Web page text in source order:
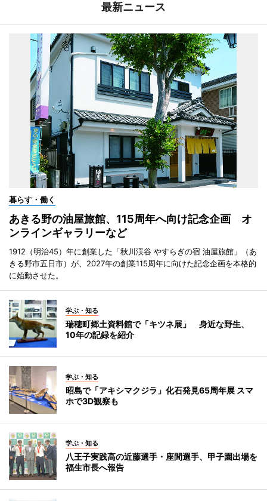
最新ニュース
暮らす・働く
あきる野の油屋旅館、115周年へ向け記念企画 オ
ンラインギャラリーなど
1912（明治45）年に創業した「秋川渓谷 やすらぎの宿 油屋旅館」（あ
きる野市五日市）が、2027年の創業115周年に向けた記念企画を本格的
に始動させた。
学ぶ・知る
瑞穂町郷土資料館で「キツネ展」 身近な野生、
10年の記録を紹介
学ぶ・知る
昭島で「アキシマクジラ」化石発見65周年展 スマ
ホで3D観察も
学ぶ・知る
八王子実践高の近藤選手・座間選手、甲子園出場を
福生市長へ報告